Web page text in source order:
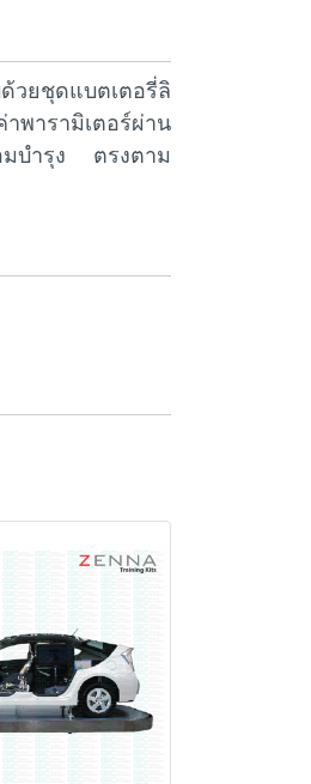
วยชุดแบตเตอรี่ลิ
พารามิเตอร์ผ่าน
มบำรุง ตรงตาม